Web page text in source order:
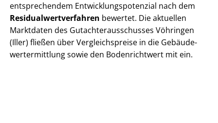
entsprechendem Ent­wick­lungs­po­ten­zi­al nach dem
Re­si­du­al­wert­ver­fah­ren bewertet. Die aktuellen
Marktdaten des Gut­ach­ter­aus­schus­ses Vöhringen
(Iller) fließen über Ver­gleichs­prei­se in die Ge­bäu­de­
wert­ermitt­lung sowie den Bodenrichtwert mit ein.